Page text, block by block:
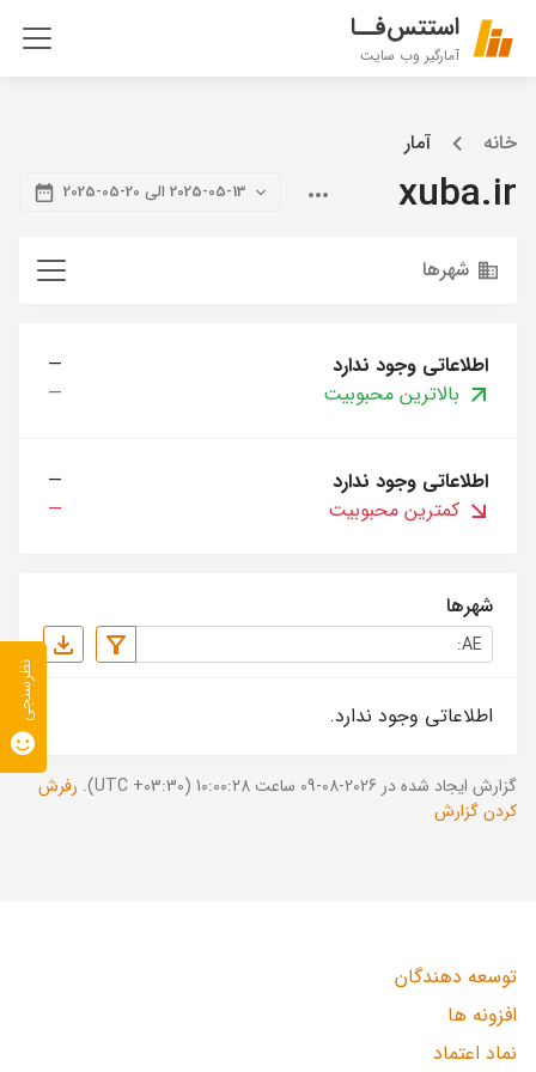
استتس‌فــا
آمارگیر وب سایت
خانه آمار
xuba.ir 2025-05-13 الی 20-05-2025
شهرها
اطلاعاتی وجود ندارد
—
بالاترین محبوبیت
—
اطلاعاتی وجود ندارد
—
کمترین محبوبیت
—
شهرها
اطلاعاتی وجود ندارد.
گزارش ایجاد شده در 2026-08-09 ساعت 10:00:28 (UTC +03:30).
رفرش
کردن گزارش
توسعه دهندگان
افزونه ها
نماد اعتماد
نظرسنجی